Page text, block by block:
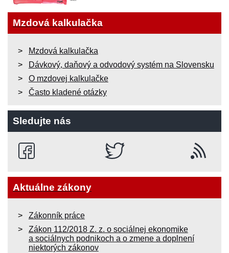
Mzdová kalkulačka
Mzdová kalkulačka
Dávkový, daňový a odvodový systém na Slovensku
O mzdovej kalkulačke
Často kladené otázky
Sledujte nás
Aktuálne zákony
Zákonník práce
Zákon 112/2018 Z. z. o sociálnej ekonomike
a sociálnych podnikoch a o zmene a doplnení
niektorých zákonov